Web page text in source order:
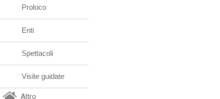
Proloco
Enti
Spettacoli
Visite guidate
Altro